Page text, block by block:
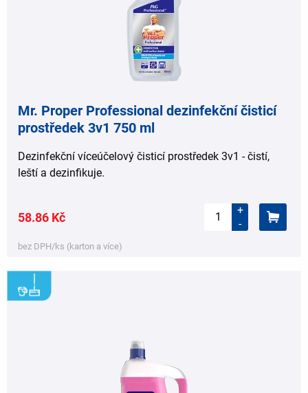
Mr. Proper Professional dezinfekční čisticí
prostředek 3v1 750 ml
Dezinfekční víceúčelový čisticí prostředek 3v1 - čistí,
leští a dezinfikuje.
58.86 Kč
+
-
bez DPH/ks (karton a více)